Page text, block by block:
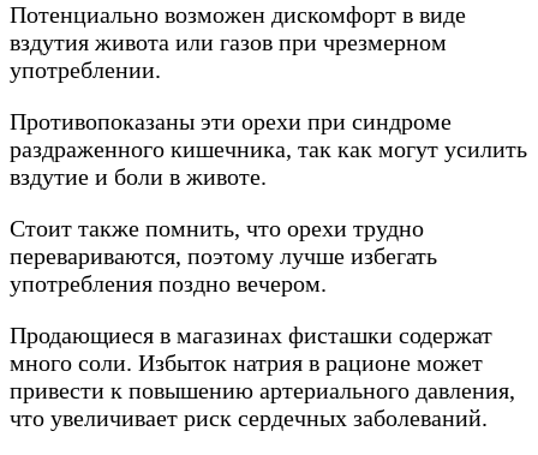
Потенциально возможен дискомфорт в виде
вздутия живота или газов при чрезмерном
употреблении.
Противопоказаны эти орехи при синдроме
раздраженного кишечника, так как могут усилить
вздутие и боли в животе.
Стоит также помнить, что орехи трудно
перевариваются, поэтому лучше избегать
употребления поздно вечером.
Продающиеся в магазинах фисташки содержат
много соли. Избыток натрия в рационе может
привести к повышению артериального давления,
что увеличивает риск сердечных заболеваний.